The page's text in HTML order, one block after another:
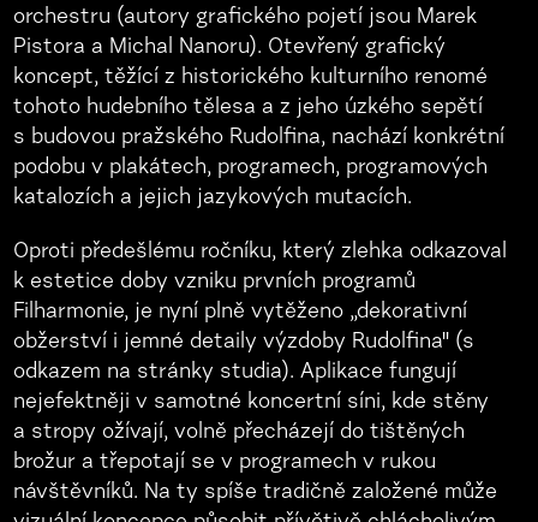
orchestru (autory grafického pojetí jsou Marek
Pistora a Michal Nanoru). Otevřený grafický
koncept, těžící z historického kulturního renomé
tohoto hudebního tělesa a z jeho úzkého sepětí
s budovou pražského Rudolfina, nachází konkrétní
podobu v plakátech, programech, programových
katalozích a jejich jazykových mutacích.
Oproti předešlému ročníku, který zlehka odkazoval
k estetice doby vzniku prvních programů
Filharmonie, je nyní plně vytěženo „dekorativní
obžerství i jemné detaily výzdoby Rudolfina" (s
odkazem na stránky studia). Aplikace fungují
nejefektněji v samotné koncertní síni, kde stěny
a stropy ožívají, volně přecházejí do tištěných
brožur a třepotají se v programech v rukou
návštěvníků. Na ty spíše tradičně založené může